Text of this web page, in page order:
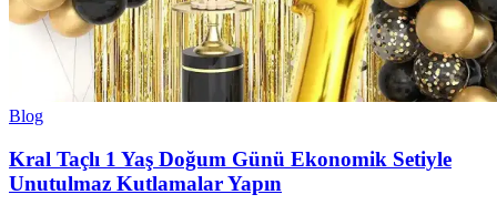
Blog
Kral Taçlı 1 Yaş Doğum Günü Ekonomik Setiyle
Unutulmaz Kutlamalar Yapın